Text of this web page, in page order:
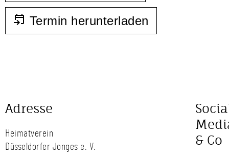
Termin herunterladen
Adresse
Heimatverein
Düsseldorfer Jonges e. V.
& Co